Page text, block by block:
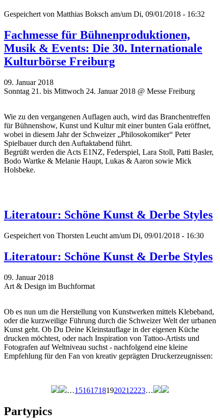
Gespeichert von Matthias Boksch am/um Di, 09/01/2018 - 16:32
Fachmesse für Bühnenproduktionen,
Musik & Events: Die 30. Internationale
Kulturbörse Freiburg
09. Januar 2018
Sonntag 21. bis Mittwoch 24. Januar 2018 @ Messe Freiburg
Wie zu den vergangenen Auflagen auch, wird das Branchentreffen
für Bühnenshow, Kunst und Kultur mit einer bunten Gala eröffnet,
wobei in diesem Jahr der Schweizer „Philosokomiker“ Peter
Spielbauer durch den Auftaktabend führt.
Begrüßt werden die Acts E1NZ, Federspiel, Lara Stoll, Patti Basler,
Bodo Wartke & Melanie Haupt, Lukas & Aaron sowie Mick
Holsbeke.
Literatour: Schöne Kunst & Derbe Styles
Gespeichert von Thorsten Leucht am/um Di, 09/01/2018 - 16:30
Literatour: Schöne Kunst & Derbe Styles
09. Januar 2018
Art & Design im Buchformat
Ob es nun um die Herstellung von Kunstwerken mittels Klebeband,
oder die kurzweilige Führung durch die Schweizer Welt der urbanen
Kunst geht. Ob Du Deine Kleinstauflage in der eigenen Küche
drucken möchtest, oder nach Inspiration von Tattoo-Artists und
Fotografen auf Weltniveau suchst - nachfolgend eine kleine
Empfehlung für den Fan von kreativ geprägten Druckerzeugnissen:
…15161718192021 2223…
Partypics